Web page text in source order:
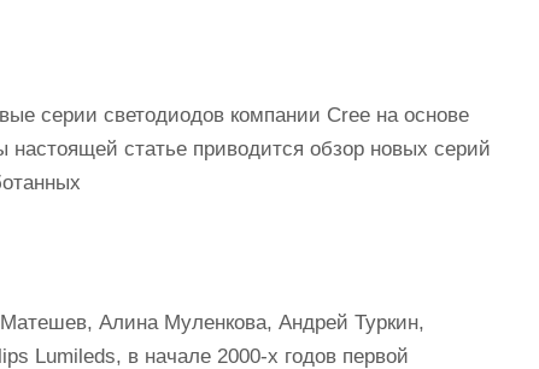
серии светодиодов компании Cree на основе
статье приводится обзор новых серий
Алина Муленкова, Андрей Туркин,
Lumileds, в начале 2000-х годов первой